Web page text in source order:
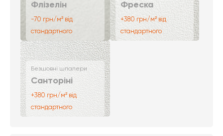
Флізелін
-70 грн/м² від
стандартного
Фреска
+380 грн/м² від
стандартного
Безшовні шпалери
Санторіні
+380 грн/м² від
стандартного